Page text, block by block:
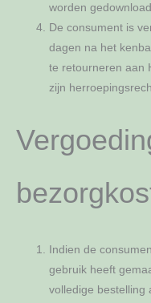
worden gedownload.
De consument is
dagen na het
te retourneren aan
zijn
Indien de
gebruik heeft
volledige bestelling